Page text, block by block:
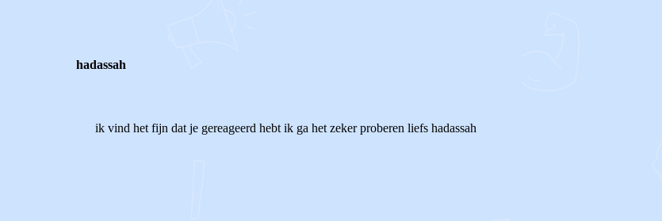
hadassah
ik vind het fijn dat je gereageerd hebt ik ga het zeker proberen liefs hadassah